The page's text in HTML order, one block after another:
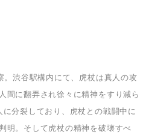
。渋谷駅構内にて、虎杖は真人の攻
間に翻弄され徐々に精神をすり減ら
分裂しており、虎杖との戦闘中に
明。そして虎杖の精神を破壊すべ